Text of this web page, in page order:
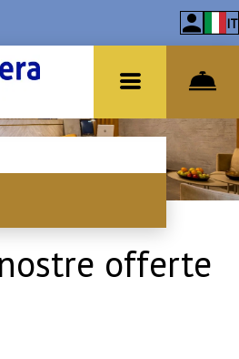
IT
offerte